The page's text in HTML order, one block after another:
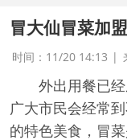
冒大仙冒菜加
时间：11/20 14:13 |
外出用餐已
广大市民会经常
的特色美食，冒